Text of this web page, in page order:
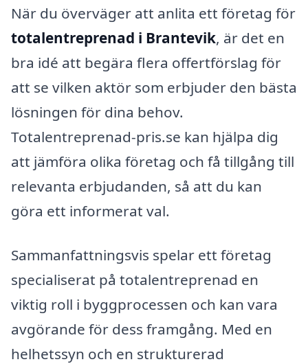
När du överväger att anlita ett företag för
totalentreprenad i Brantevik, är det en
bra idé att begära flera offertförslag för
att se vilken aktör som erbjuder den bästa
lösningen för dina behov.
Totalentreprenad-pris.se kan hjälpa dig
att jämföra olika företag och få tillgång till
relevanta erbjudanden, så att du kan
göra ett informerat val.
Sammanfattningsvis spelar ett företag
specialiserat på totalentreprenad en
viktig roll i byggprocessen och kan vara
avgörande för dess framgång. Med en
helhetssyn och en strukturerad